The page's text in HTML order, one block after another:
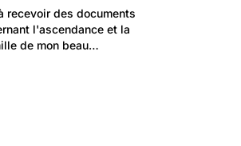
recevoir des documents
l'ascendance et la
de mon beau…